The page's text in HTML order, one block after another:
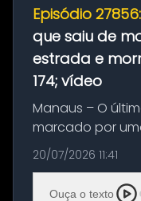
Episódio 27856:
que saiu de
estrada e
174; vídeo
Manaus – O
marcado por
resultou na
BR-174, na zona
com destino a
20/07/2026 11:41
Ouça o texto